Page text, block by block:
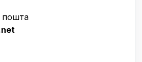
пошта